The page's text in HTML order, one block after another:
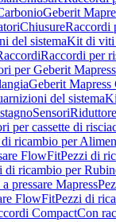
Geberit
ChiusureRaccordi
del sistemaKit di viti
Raccordi per
per Geberit
Geberit Mapress
del sistema
Sensori
per cassette di
ricambio per
FlowFitPezzi di
di ricambio per
pressare Mapress
FlowFitPezzi di
CompactCon